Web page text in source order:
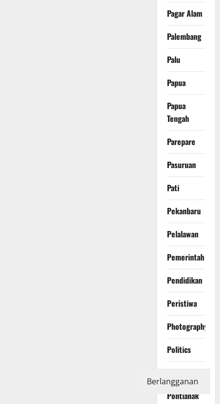
Pagar Alam
Palembang
Palu
Papua
Papua
Tengah
Parepare
Pasuruan
Pati
Pekanbaru
Pelalawan
Pemerintah
Pendidikan
Peristiwa
Photography
Politics
Pontianak
Berlangganan